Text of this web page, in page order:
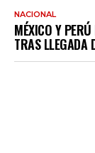
NACIONAL
MÉXICO Y
TRAS LLEGADA